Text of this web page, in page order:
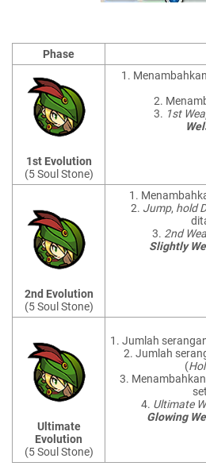
Phase
1st Evolution
(5 Soul Stone)
1. Menambahkan
2.
3. 1st
2nd Evolution
(5 Soul Stone)
1.
2. Jump, hold D
3. 2nd
Slightly
Ultimate
Evolution
(5 Soul Stone)
1. Jumlah
2. Jumlah
(
3.
4. Ultimate
Glowing